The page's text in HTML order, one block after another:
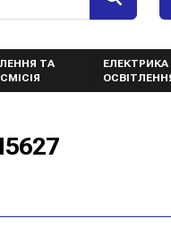
ТА
ЕЛЕКТРИКА